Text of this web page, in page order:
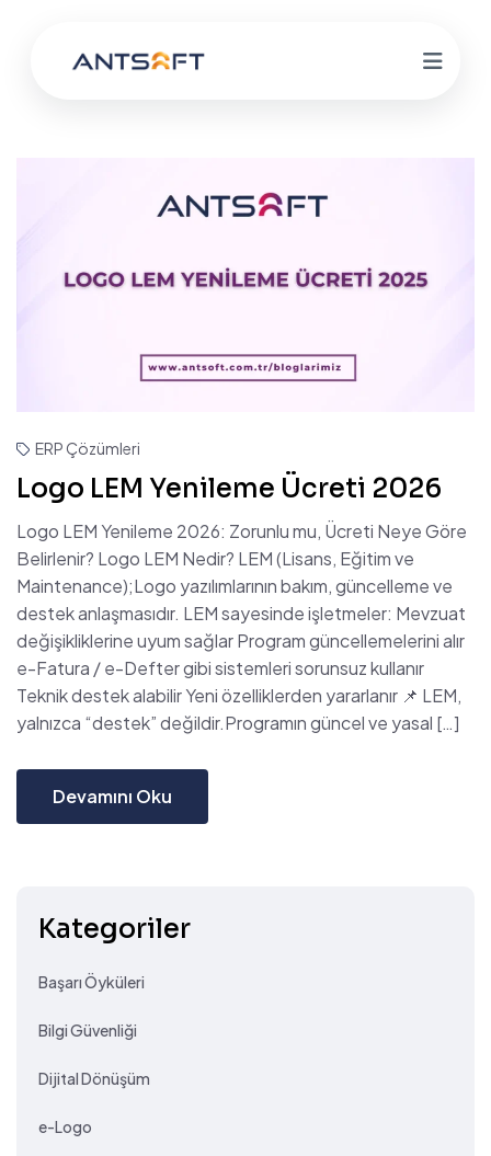
ERP Çözümleri
Logo LEM Yenileme Ücreti 2026
Logo LEM Yenileme 2026: Zorunlu mu, Ücreti Neye Göre
Belirlenir? Logo LEM Nedir? LEM (Lisans, Eğitim ve
Maintenance);Logo yazılımlarının bakım, güncelleme ve
destek anlaşmasıdır. LEM sayesinde işletmeler: Mevzuat
değişikliklerine uyum sağlar Program güncellemelerini alır
e-Fatura / e-Defter gibi sistemleri sorunsuz kullanır
Teknik destek alabilir Yeni özelliklerden yararlanır 📌 LEM,
yalnızca “destek” değildir.Programın güncel ve yasal […]
Devamını Oku
Kategoriler
Başarı Öyküleri
Bilgi Güvenliği
Dijital Dönüşüm
e-Logo